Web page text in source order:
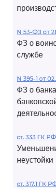
N 53-ФЗ от
ФЗ о
службе
N 395-1 от
ФЗ о
ст. 333 ГК РФ
неустойки
ст. 317.1 ГК